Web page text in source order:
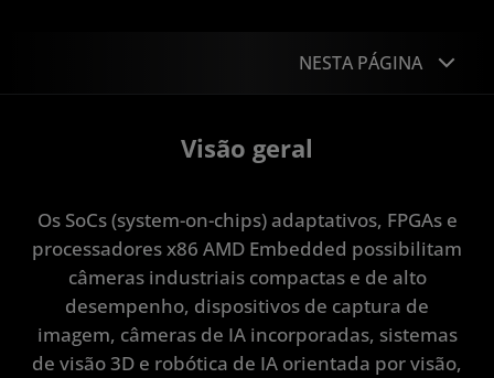
NESTA PÁGINA
Portfólio
Estudos de caso
Começar
Recursos
Visão geral
Os SoCs (system-on-chips) adaptativos, FPGAs e
processadores x86 AMD Embedded possibilitam
câmeras industriais compactas e de alto
desempenho, dispositivos de captura de
imagem, câmeras de IA incorporadas, sistemas
de visão 3D e robótica de IA orientada por visão,